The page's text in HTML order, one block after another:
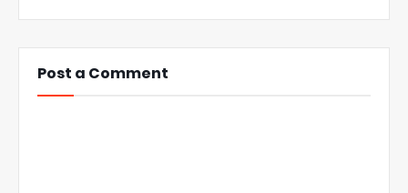
Post a Comment